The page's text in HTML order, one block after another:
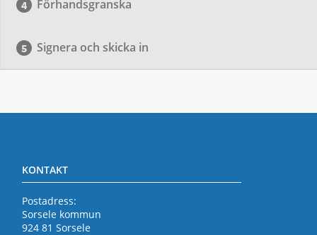
Förhandsgranska
Signera och skicka in
KONTAKT
Postadress:
Sorsele kommun
924 81 Sorsele